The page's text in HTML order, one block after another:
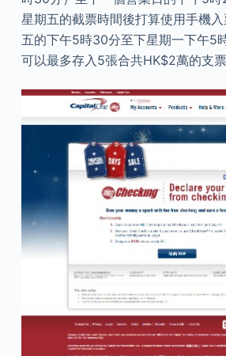
星期五的截票時間後打算使用手機
五的下午5時30分至下星期一下午5
可以最多存入5張合共HK$2萬的支票